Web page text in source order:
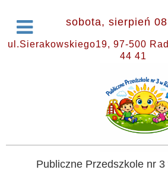
sobota, sierpień
ul.Sierakowskiego19, 97-500
44 41
Publiczne Przedszkole nr